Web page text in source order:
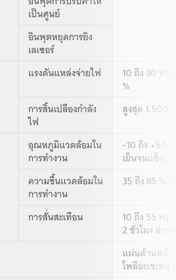
เป็นศูนย์
อินพุตหยุดการยิง
เลเซอร์
แรงดันแหล่งจ่ายไฟ 10 ถึง 30
%
การสิ้นเปลืองกำลัง
ไฟ
สูงสุด 1,500
อุณหภูมิแวดล้อมใน
การทำงาน
-10 ถึง +50
เย็นจนแข็ง)
ความชื้นแวดล้อมใน
การทำงาน
35 ถึง 85 %
การสั่นสะเทือน 10 ถึง 55
2 ชั่วโมง สำ
แผ่นด้านหน้า
โพลีอะเซเทล